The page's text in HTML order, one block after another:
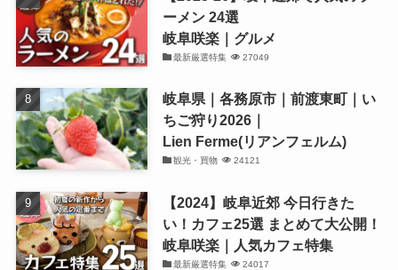
ーメン 24選
岐阜咲楽｜グルメ
最新厳選特集 27049
岐阜県｜各務原市｜前渡東町｜い
ちご狩り2026｜
Lien Ferme(リアンフェルム)
観光・買物 24121
【2024】岐阜近郊 今日行きた
い！カフェ25選 まとめて大公開！
岐阜咲楽｜人気カフェ特集
最新厳選特集 24017